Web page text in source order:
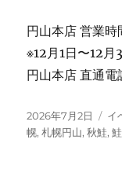
円山本店 営業
※12月1日〜12
円山本店 直通
投
稿
2026年7月2日
カ
テ
イ
幌,札幌円山,秋鮭,